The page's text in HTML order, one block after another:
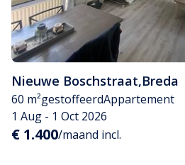
Nieuwe Boschstraat,Breda
60 m²gestoffeerdAppartement
1 Aug - 1 Oct 2026
€ 1.400/maand incl.